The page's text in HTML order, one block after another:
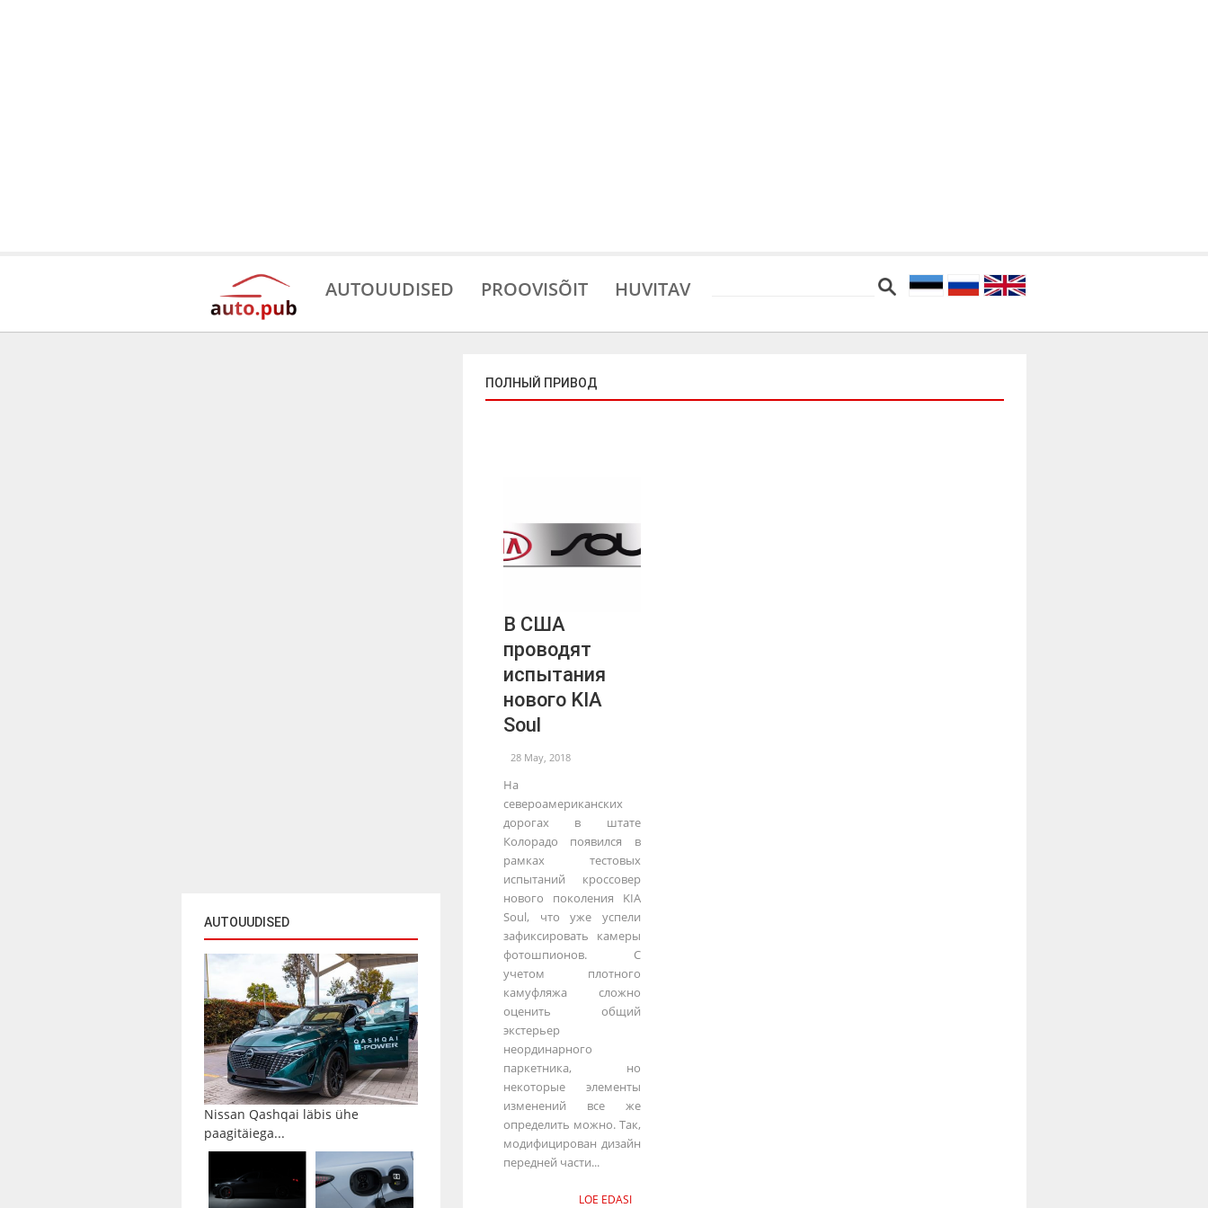
AUTOUUDISED PROOVISÕIT HUVITAV
AUTOUUDISED
Nissan Qashqai läbis ühe
paagitäiega...
ПОЛНЫЙ ПРИВОД
В США
проводят
испытания
нового KIA
Soul
28 May, 2018
На
североамериканских
дорогах в штате
Колорадо появился в
рамках тестовых
испытаний кроссовер
нового поколения KIA
Soul, что уже успели
зафиксировать камеры
фотошпионов. С
учетом плотного
камуфляжа сложно
оценить общий
экстерьер
неординарного
паркетника, но
некоторые элементы
изменений все же
определить можно. Так,
модифицирован дизайн
передней части...
LOE EDASI